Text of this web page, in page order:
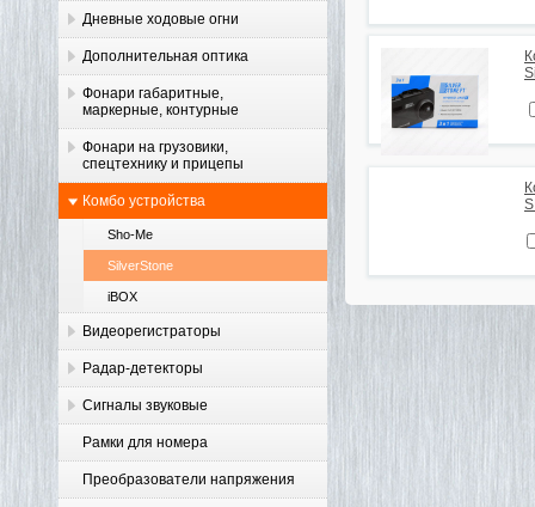
Дневные ходовые огни
Дополнительная оптика
Фонари габаритные,
маркерные, контурные
Фонари на грузовики,
спецтехнику и прицепы
Комбо устройства
Sho-Me
SilverStone
iBOX
Видеорегистраторы
Радар-детекторы
Сигналы звуковые
Рамки для номера
Преобразователи напряжения